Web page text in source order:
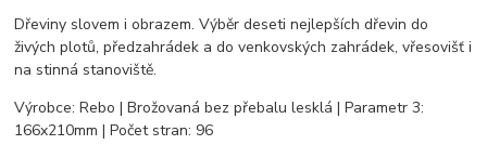
Dřeviny slovem i obrazem. Výběr deseti nejlepších dřevin do
živých plotů, předzahrádek a do venkovských zahrádek, vřesovišť i
na stinná stanoviště.
Výrobce: Rebo | Brožovaná bez přebalu lesklá | Parametr 3:
166x210mm | Počet stran: 96